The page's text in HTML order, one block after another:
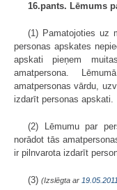
16.pants. Lēmums
(1) Pamatojoties uz
personas apskates
apskati pieņem
amatpersona.
amatpersonas vārdu,
izdarīt personas apskati.
(2) Lēmumu par
norādot tās
ir pilnvarota izdarīt
(3) (Izslēgta ar 19.05.2011